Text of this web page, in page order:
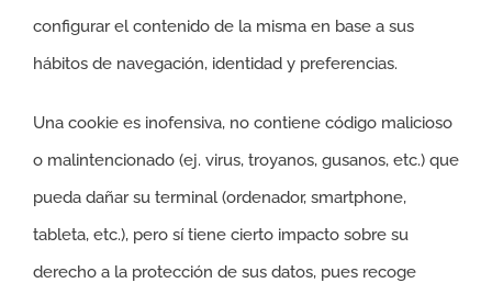
configurar el contenido de la misma en base a sus
hábitos de navegación, identidad y preferencias.
Una cookie es inofensiva, no contiene código malicioso
o malintencionado (ej. virus, troyanos, gusanos, etc.) que
pueda dañar su terminal (ordenador, smartphone,
tableta, etc.), pero sí tiene cierto impacto sobre su
derecho a la protección de sus datos, pues recoge